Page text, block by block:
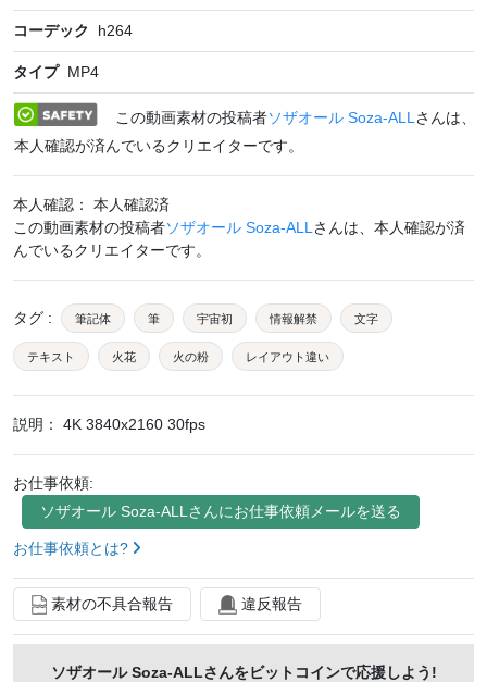
コーデック h264
タイプ MP4
この動画素材の投稿者ソザオール Soza-ALL さんは、
本人確認が済んでいるクリエイターです。
本人確認： 本人確認済
この動画素材の投稿者ソザオール Soza-ALL さんは、本人確認が済
んでいるクリエイターです。
タグ : 筆記体 筆 宇宙初 情報解禁 文字
テキスト 火花 火の粉 レイアウト違い
説明： 4K 3840x2160 30fps
お仕事依頼:
ソザオール Soza-ALL さんにお仕事依頼メールを送る
お仕事依頼とは?
素材の不具合報告 違反報告
ソザオール Soza-ALLさんをビットコインで応援しよう!